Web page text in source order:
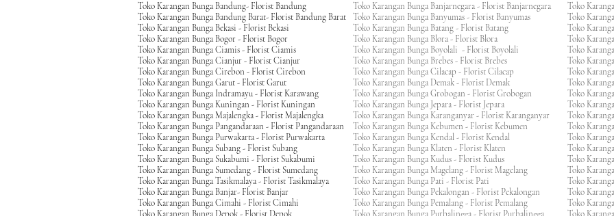
Toko Karangan Bunga Bandung- Florist Bandung
Toko Karangan Bunga Bandung Barat- Florist Bandung Barat
Toko Karangan Bunga Bekasi - Florist Bekasi
Toko Karangan Bunga Bogor - Florist Bogor
Toko Karangan Bunga Ciamis - Florist Ciamis
Toko Karangan Bunga Cianjur - Florist Cianjur
Toko Karangan Bunga Cirebon - Florist Cirebon
Toko Karangan Bunga Garut - Florist Garut
Toko Karangan Bunga Indramayu - Florist Karawang
Toko Karangan Bunga Kuningan - Florist Kuningan
Toko Karangan Bunga Majalengka - Florist Majalengka
Toko Karangan Bunga Pangandaraan - Florist Pangandaraan
Toko Karangan Bunga Purwakarta - Florist Purwakarta
Toko Karangan Bunga Subang - Florist Subang
Toko Karangan Bunga Sukabumi - Florist Sukabumi
Toko Karangan Bunga Sumedang - Florist Sumedang
Toko Karangan Bunga Tasikmalaya - Florist Tasikmalaya
Toko Karangan Bunga Banjar- Florist Banjar
Toko Karangan Bunga Cimahi - Florist Cimahi
Toko Karangan Bunga Banjarnegara - Florist Banjarnegara
Toko Karangan Bunga Banyumas - Florist Banyumas
Toko Karangan Bunga Batang - Florist Batang
Toko Karangan Bunga Blora - Florist Blora
Toko Karangan Bunga Boyolali - Florist Boyolali
Toko Karangan Bunga Brebes - Florist Brebes
Toko Karangan Bunga Cilacap - Florist Cilacap
Toko Karangan Bunga Demak - Florist Demak
Toko Karangan Bunga Grobogan - Florist Grobogan
Toko Karangan Bunga Jepara - Florist Jepara
Toko Karangan Bunga Karanganyar - Florist Karanganyar
Toko Karangan Bunga Kebumen - Florist Kebumen
Toko Karangan Bunga Kendal - Florist Kendal
Toko Karangan Bunga Klaten - Florist Klaten
Toko Karangan Bunga Kudus - Florist Kudus
Toko Karangan Bunga Magelang - Florist Magelang
Toko Karangan Bunga Pati - Florist Pati
Toko Karangan Bunga Pekalongan - Florist Pekalongan
Toko Karangan Bunga Pemalang - Florist Pemalang
Toko
Toko
Toko
Toko
Toko
Toko
Toko
Toko
Toko
Toko
Toko
Toko
Toko
Toko
Toko
Toko
Toko
Toko
Toko